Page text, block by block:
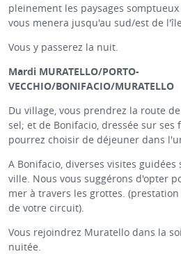
pleinement les paysages
vous menera jusqu'au sud/est de
Vous y passerez la nuit.
Mardi MURATELLO/PORTO-
VECCHIO/BONIFACIO/MURATELLO
Du village, vous prendrez la route
sel; et de Bonifacio, dressée sur ses
pourrez choisir de déjeuner dans
A Bonifacio, diverses visites
ville. Nous vous suggérons d'opter
mer à travers les grottes.
de votre circuit).
Vous rejoindrez Muratello dans la
nuitée.